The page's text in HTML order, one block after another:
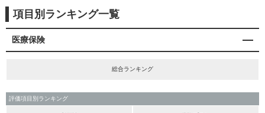
項目別ランキング一覧
医療保険
総合ランキング
評価項目別ランキング